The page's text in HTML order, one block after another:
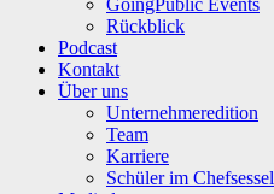
GoingPublic Events
Rückblick
Podcast
Kontakt
Über uns
Unternehmeredition
Team
Karriere
Schüler im Chefsessel